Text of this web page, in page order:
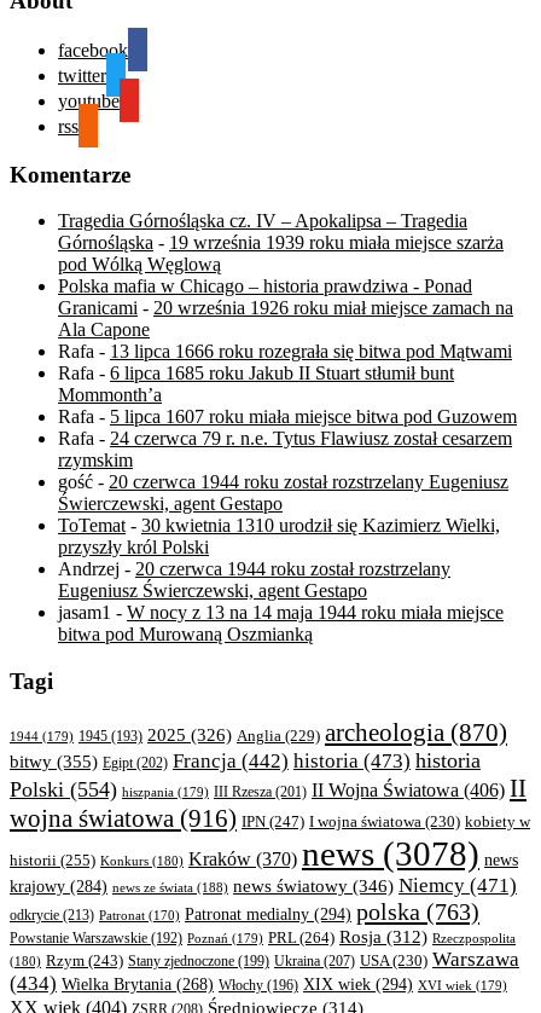
facebook
twitter
youtube
rss
Komentarze
Tragedia Górnośląska cz. IV – Apokalipsa – Tragedia
Górnośląska - 19 września 1939 roku miała miejsce szarża
pod Wólką Węglową
Polska mafia w Chicago – historia prawdziwa - Ponad
Granicami - 20 września 1926 roku miał miejsce zamach na
Ala Capone
Rafa - 13 lipca 1666 roku rozegrała się bitwa pod Mątwami
Rafa - 6 lipca 1685 roku Jakub II Stuart stłumił bunt
Mommonth’a
Rafa - 5 lipca 1607 roku miała miejsce bitwa pod Guzowem
Rafa - 24 czerwca 79 r. n.e. Tytus Flawiusz został cesarzem
rzymskim
gość - 20 czerwca 1944 roku został rozstrzelany Eugeniusz
Świerczewski, agent Gestapo
ToTemat- 30 kwietnia 1310 urodził się Kazimierz Wielki,
przyszły król Polski
Andrzej - 20 czerwca 1944 roku został rozstrzelany
Eugeniusz Świerczewski, agent Gestapo
jasam1 - W nocy z 13 na 14 maja 1944 roku miała miejsce
bitwa pod Murowaną Oszmianką
Tagi
1944 (179) 1945 (193) 2025 (326) Anglia (229) archeologia (870)
bitwy (355) Egipt(202) Francja (442) historia (473) historia
Polski (554) hiszpania (179) III Rzesza (201) II Wojna Światowa (406) II
wojna światowa (916) IPN (247) I wojna światowa (230) kobiety w
historii (255) Konkurs (180) Kraków (370) news (3078) news
krajowy (284) news ze świata (188) news światowy (346) Niemcy (471)
odkrycie (213) Patronat (170) Patronat medialny (294) polska (763)
Powstanie Warszawskie (192) Poznań (179) PRL(264) Rosja (312) Rzeczpospolita
(180) Rzym (243) Stany zjednoczone (199) Ukraina (207) USA(230) Warszawa
(434) Wielka Brytania (268) Włochy (196) XIX wiek (294) XVI wiek (179)
XX wiek (404) ZSRR (208) Średniowiecze (314)